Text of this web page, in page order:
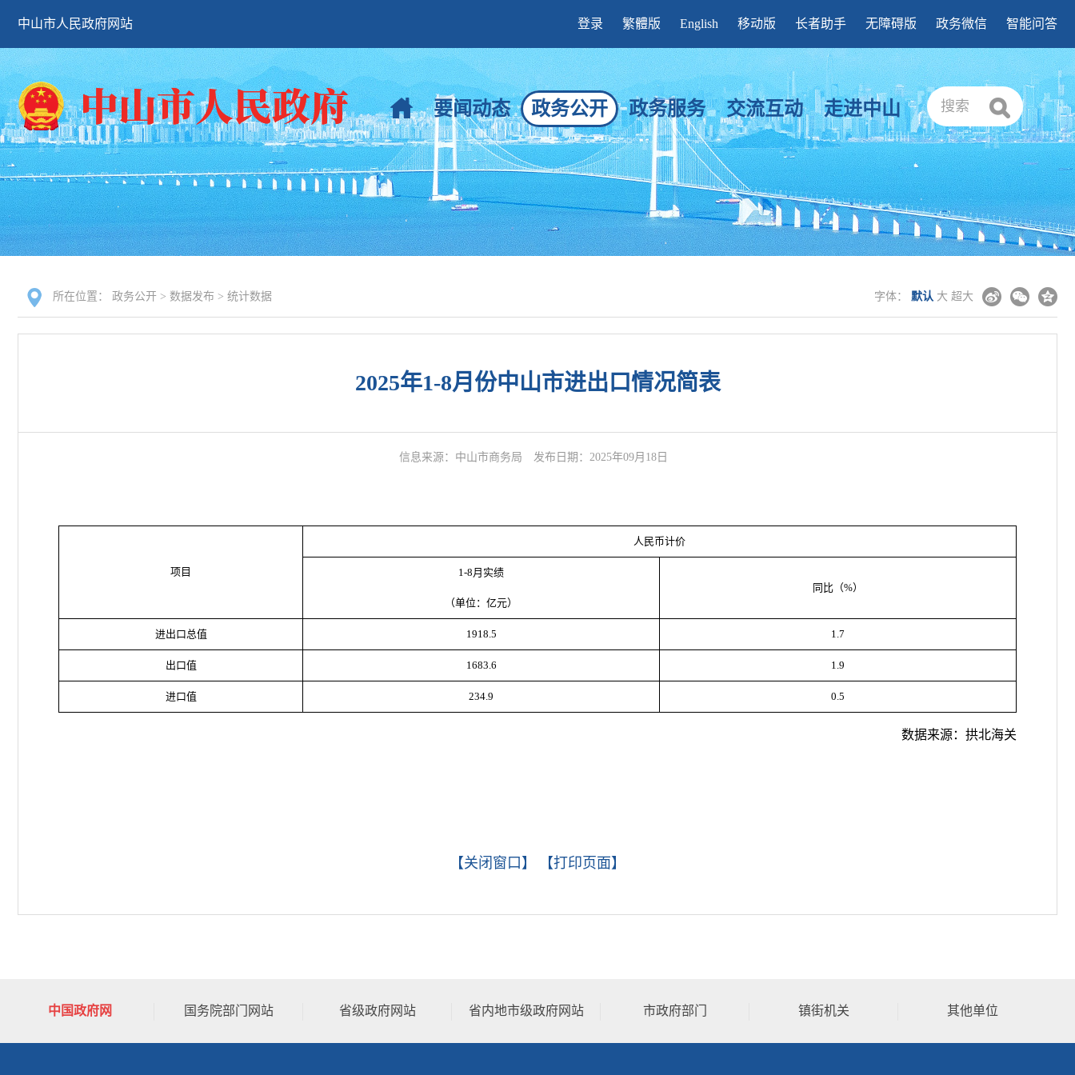
中山市人民政府网站 登录 繁體版 English 移动版 长者助手 无障碍版 政务微信 智能问答
要闻动态 政务公开 政务服务 交流互动 走进中山 搜索
所在位置： 政务公开 > 数据发布 > 统计数据 字体： 默认 大 超大
2025年1-8月份中山市进出口情况简表
信息来源：中山市商务局 发布日期：2025年09月18日
项目
人民币计价
1-8月实绩
同比（%）
（单位：亿元）
进出口总值 1918.5 1.7
出口值 1683.6 1.9
进口值 234.9 0.5
数据来源：拱北海关
【关闭窗口】 【打印页面】
中国政府网 国务院部门网站 省级政府网站 省内地市级政府网站 市政府部门 镇街机关 其他单位